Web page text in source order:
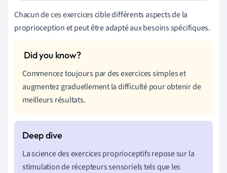
Chacun de ces exercices cible différents aspects de la
proprioception et peut être adapté aux besoins spécifiques.
Commencez toujours par des exercices simples et
augmentez graduellement la difficulté pour obtenir de
meilleurs résultats.
La science des exercices proprioceptifs repose sur la
stimulation de récepteurs sensoriels tels que les